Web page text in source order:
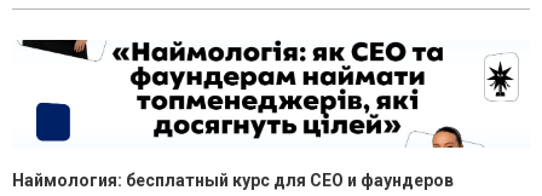
Наймология: бесплатный курс для CEO и фаундеров